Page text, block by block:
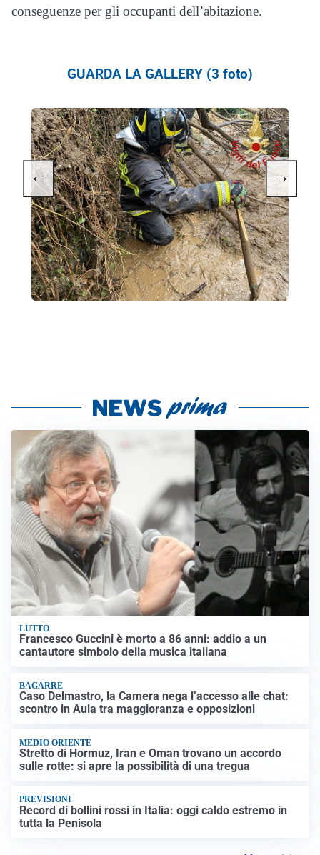
conseguenze per gli occupanti dell’abitazione.
GUARDA LA GALLERY (3 foto)
← →
LUTTO
Francesco Guccini è morto a 86 anni: addio a un
cantautore simbolo della musica italiana
BAGARRE
Caso Delmastro, la Camera nega l’accesso alle chat:
scontro in Aula tra maggioranza e opposizioni
MEDIO ORIENTE
Stretto di Hormuz, Iran e Oman trovano un accordo
sulle rotte: si apre la possibilità di una tregua
PREVISIONI
Record di bollini rossi in Italia: oggi caldo estremo in
tutta la Penisola